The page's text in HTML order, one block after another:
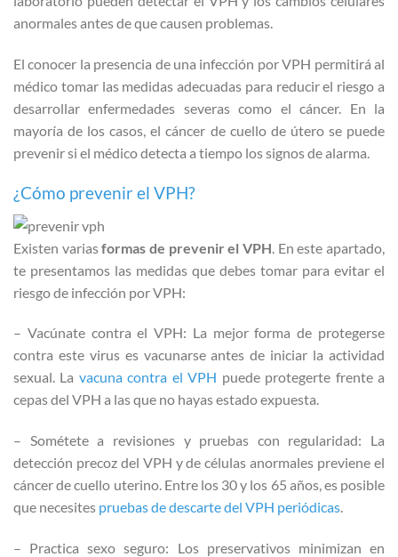
anormales antes de que causen problemas.
El conocer la presencia de una infección por VPH permitirá al
médico tomar las medidas adecuadas para reducir el riesgo a
desarrollar enfermedades severas como el cáncer. En la
mayoría de los casos, el cáncer de cuello de útero se puede
prevenir si el médico detecta a tiempo los signos de alarma.
¿Cómo prevenir el VPH?
Existen variasformas de prevenir el VPH . En este apartado,
te presentamos las medidas que debes tomar para evitar el
riesgo de infección por VPH:
– Vacúnate contra el VPH: La mejor forma de protegerse
contra este virus es vacunarse antes de iniciar la actividad
sexual. La vacuna contra el VPH puede protegerte frente a
cepas del VPH a las que no hayas estado expuesta.
– Sométete a revisiones y pruebas con regularidad: La
detección precoz del VPH y de células anormales previene el
cáncer de cuello uterino. Entre los 30 y los 65 años, es posible
que necesites pruebas de descarte del VPH periódicas.
– Practica sexo seguro: Los preservativos minimizan en